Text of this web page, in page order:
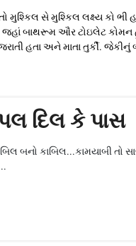
સે મુશ્કિલ લક્ષ્ય કો ભી
બાથરૂમ ઔર ટોઇલેટ કોમન
હતા અને માતા તુર્કી.
દિલ કે પાસ
બનો કાબિલ...કામયાબી